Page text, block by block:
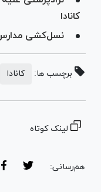
کانادا
نسل‌کشی مدارس
برچسب ها: کانادا
لینک کوتاه
هم‌رسانی: